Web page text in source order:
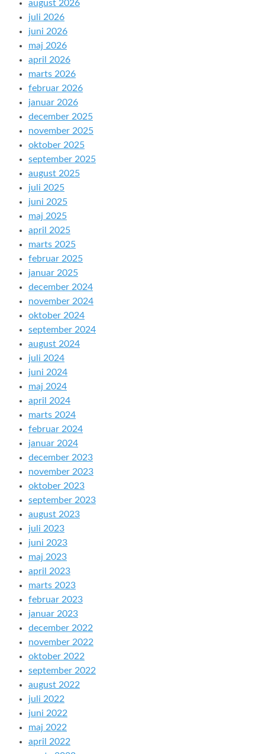
august 2026
juli 2026
juni 2026
maj 2026
april 2026
marts 2026
februar 2026
januar 2026
december 2025
november 2025
oktober 2025
september 2025
august 2025
juli 2025
juni 2025
maj 2025
april 2025
marts 2025
februar 2025
januar 2025
december 2024
november 2024
oktober 2024
september 2024
august 2024
juli 2024
juni 2024
maj 2024
april 2024
marts 2024
februar 2024
januar 2024
december 2023
november 2023
oktober 2023
september 2023
august 2023
juli 2023
juni 2023
maj 2023
april 2023
marts 2023
februar 2023
januar 2023
december 2022
november 2022
oktober 2022
september 2022
august 2022
juli 2022
juni 2022
maj 2022
april 2022